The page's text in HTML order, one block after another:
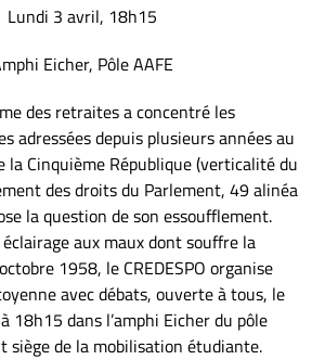
Lundi 3 avril, 18h15
Eicher, Pôle AAFE
des retraites a concentré les
adressées depuis plusieurs années au
Cinquième République (verticalité du
des droits du Parlement, 49 alinéa
la question de son essoufflement.
aux maux dont souffre la
1958, le CREDESPO organise
avec débats, ouverte à tous, le
18h15 dans l’amphi Eicher du pôle
siège de la mobilisation étudiante.